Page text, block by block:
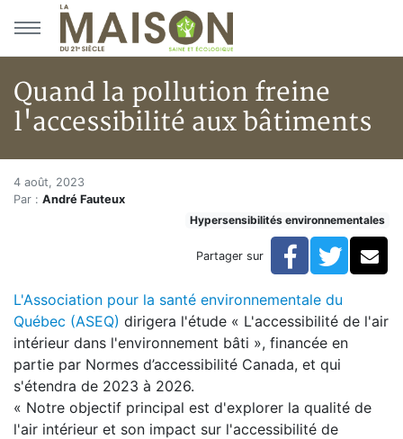
Aller au menu principal
Aller au contenu principal
Quand la pollution freine
l'accessibilité aux bâtiments
Accueil
Articles
Quand la pollution freine l'accessibilité aux bâtiments
Quand la pollution freine
4 août, 2023
Par : André Fauteux
Hypersensibilités environnementales
Partager sur Facebook
L'Association pour la santé environnementale du
Québec (ASEQ) dirigera l'étude « L'accessibilité de l'air
intérieur dans l'environnement bâti », financée en
partie par Normes d’accessibilité Canada, et qui
s'étendra de 2023 à 2026.
« Notre objectif principal est d'explorer la qualité de
l'air intérieur et son impact sur l'accessibilité de